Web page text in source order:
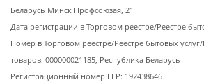
Беларусь Минск Профсоюзая, 21
Дата регистрации в Торговом реестре/Реестре
Номер в Торговом реестре/Реестре бытовых
товаров: 000000021185, Республика Беларусь
Регистрационный номер ЕГР: 192438646